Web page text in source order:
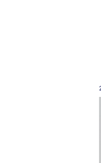
retour à la